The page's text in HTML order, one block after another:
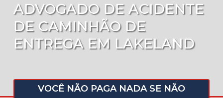
ADVOGADO DE ACIDENTE
DE CAMINHÃO DE
ENTREGA EM LAKELAND
VOCÊ NÃO PAGA NADA SE NÃO